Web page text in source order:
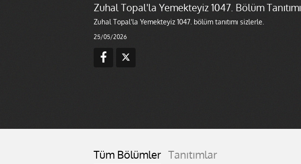
Zuhal Topal'la Yemekteyiz 1047. Bölüm Tanıtımı
Zuhal Topal'la Yemekteyiz 1047. bölüm tanıtımı sizlerle.
25/05/2026
Tüm Bölümler Tanıtımlar